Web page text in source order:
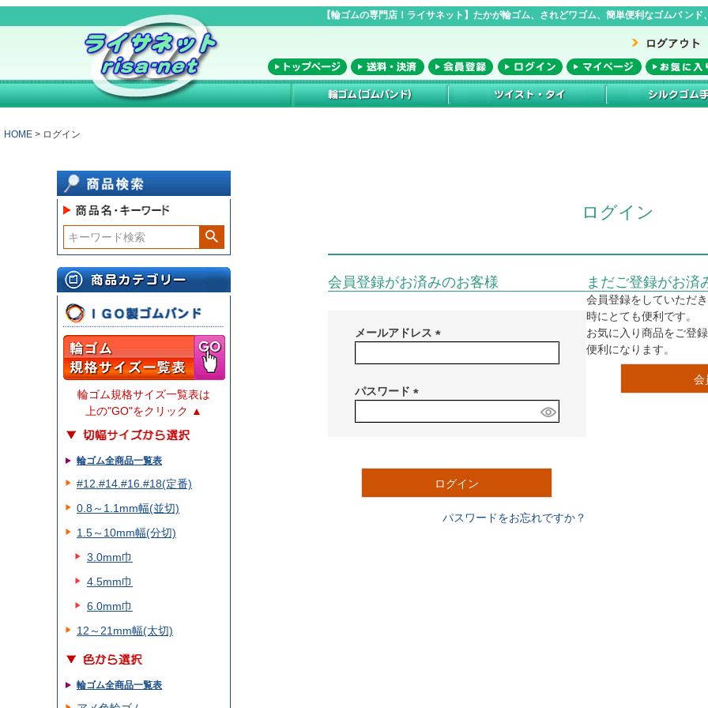
【輪ゴムの専門店！ライサネット】たかが輪ゴム、されどワゴム、簡単便利なゴムバ ン
HOME ログイン
輪ゴム規格サイズ一覧表は
上の"GO"をクリック ▲
輪ゴム全商品一覧表
#12.#14.#16.#18(定番)
0.8～1.1mm幅(並切)
1.5～10mm幅(分切)
3.0mm巾
4.5mm巾
6.0mm巾
12～21mm幅(太切)
輪ゴム全商品一覧表
ログイン
会員登録がお済みのお客様
メールアドレス
)
パスワード
ログイン
パスワードをお忘れですか？
まだご登録がお済
会員登録をしていただ
時にとても便利です。
お気に入り商品をご登
便利になります。
会